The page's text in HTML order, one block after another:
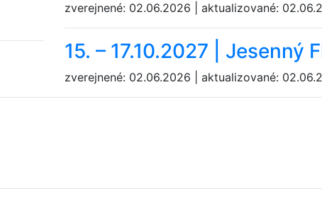
zverejnené: 02.06.2026 | aktualizované:
15. – 17.10.2027 | Jesenný
zverejnené: 02.06.2026 | aktualizované: